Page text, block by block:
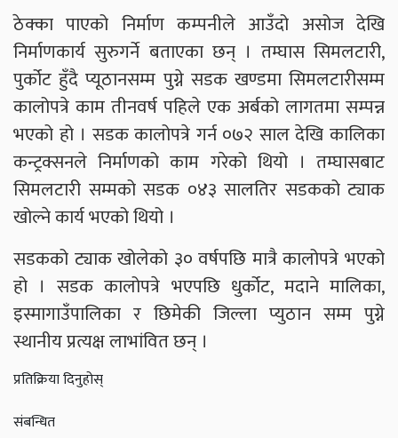
ठेक्का पाएको निर्माण कम्पनीले आउँदो असोज देखि
निर्माणकार्य सुरुगर्ने बताएका छन् । तम्घास सिमलटारी,
पुर्कोट हुँदै प्यूठानसम्म पुग्ने सडक खण्डमा सिमलटारीसम्म
कालोपत्रे काम तीनवर्ष पहिले एक अर्बको लागतमा सम्पन्न
भएको हो । सडक कालोपत्रे गर्न ०७२ साल देखि कालिका
कन्ट्रक्सनले निर्माणको काम गरेको थियो । तम्घासबाट
सिमलटारी सम्मको सडक ०४३ सालतिर सडकको ट्याक
खोल्ने कार्य भएको थियो ।
सडकको ट्याक खोलेको ३० वर्षपछि मात्रै कालोपत्रे भएको
हो । सडक कालोपत्रे भएपछि धुर्कोट, मदाने मालिका,
इस्मागाउँपालिका र छिमेकी जिल्ला प्युठान सम्म पुग्ने
स्थानीय प्रत्यक्ष लाभांवित छन् ।
प्रतिक्रिया दिनुहोस्
संबन्धित